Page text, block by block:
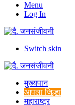
Menu
Log In
Switch skin
मुख्यपान
आपला जिल्हा
महाराष्ट्र